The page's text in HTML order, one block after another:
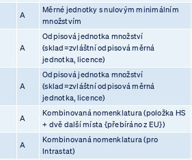
A
Měrné jednotky s nulovým minimálním
množstvím
A
Odpisová jednotka množství
(sklad=zvláštní odpisová měrná
jednotka, licence)
A
Odpisová jednotka množství
(sklad=zvláštní odpisová měrná
jednotka, licence)
A
Kombinovaná nomenklatura (položka HS
+ dvě další místa {přebíráno z EU})
A
Kombinovaná nomenklatura (pro
Intrastat)